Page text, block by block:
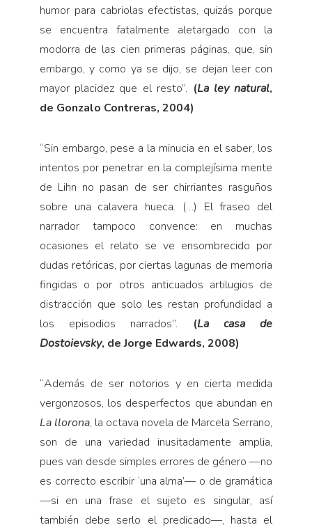
humor para cabriolas efectistas, quizás porque
se encuentra fatalmente aletargado con la
modorra de las cien primeras páginas, que, sin
embargo, y como ya se dijo, se dejan leer con
mayor placidez que el resto”. (La ley natural,
de Gonzalo Contreras, 2004)
“Sin embargo, pese a la minucia en el saber, los
intentos por penetrar en la complejísima mente
de Lihn no pasan de ser chirriantes rasguños
sobre una calavera hueca. (…) El fraseo del
narrador tampoco convence: en muchas
ocasiones el relato se ve ensombrecido por
dudas retóricas, por ciertas lagunas de memoria
fingidas o por otros anticuados artilugios de
distracción que solo les restan profundidad a
los episodios narrados”.
(La casa de
Dostoievsky, de Jorge Edwards, 2008)
“Además de ser notorios y en cierta medida
vergonzosos, los desperfectos que abundan en
La llorona, la octava novela de Marcela Serrano,
son de una variedad inusitadamente amplia,
pues van desde simples errores de género—no
es correcto escribir ‘una alma’— o de gramática
—si en una frase el sujeto es singular, así
también debe serlo el predicado—, hasta el